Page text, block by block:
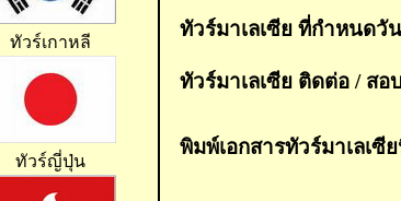
ทัวร์เกาหลี
ทัวร์ญี่ปุ่น
ทัวร์มาเลเซีย ที่กำหนดวั
ทัวร์มาเลเซีย ติดต่อ / สอ
พิมพ์เอกสารทัวร์มาเลเซี